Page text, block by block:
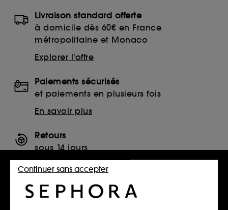
Livraison standard offerte
à domicile dès 60€ en France
métropolitaine et Monaco
Explorer l'offre
Paiements sécurisés
et paiements en plusieurs fois
En savoir plus
Retours
sous 14 jours
Retourner mon article
SERVICES, CONTACT ET CONDITIONS DES OFFRES
Continuer sans accepter